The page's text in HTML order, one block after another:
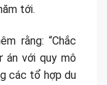
tới.
rằng: “Chắc
án với quy mô
các tổ hợp du